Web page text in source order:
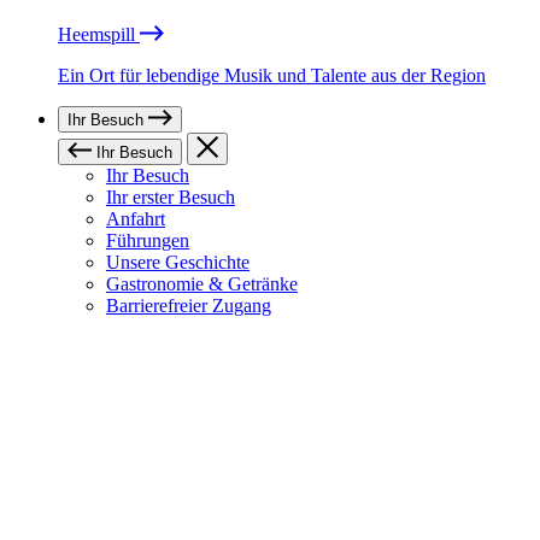
Heemspill
Ein Ort für lebendige Musik und Talente aus der Region
Ihr Besuch
Ihr Besuch
Ihr Besuch
Ihr erster Besuch
Anfahrt
Führungen
Unsere Geschichte
Gastronomie & Getränke
Barrierefreier Zugang